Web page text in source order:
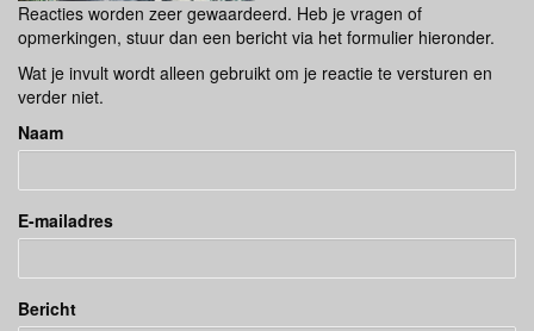
Reacties worden zeer gewaardeerd. Heb je vragen of
opmerkingen, stuur dan een bericht via het formulier hieronder.
Wat je invult wordt alleen gebruikt om je reactie te versturen en
verder niet.
Naam
E-mailadres
Bericht